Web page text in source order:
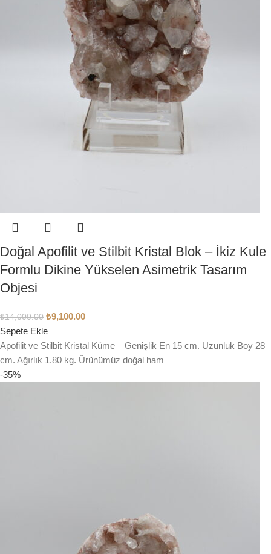
Doğal Apofilit ve Stilbit Kristal Blok – İkiz Kule
Formlu Dikine Yükselen Asimetrik Tasarım
Objesi
₺14,000.00 ₺9,100.00
Sepete Ekle
Apofilit ve Stilbit Kristal Küme – Genişlik En 15 cm. Uzunluk Boy 28
cm. Ağırlık 1.80 kg. Ürünümüz doğal ham
-35%